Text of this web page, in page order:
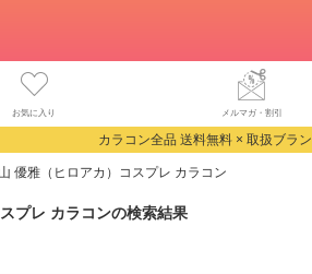
お気に入り メルマガ・割引
カラコン全品 送料無料 × 取扱ブラ
優雅（ヒロアカ）コスプレ カラコン
プレ カラコンの検索結果